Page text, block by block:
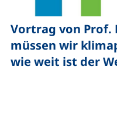
Vortrag von Prof.
müssen wir
wie weit ist der